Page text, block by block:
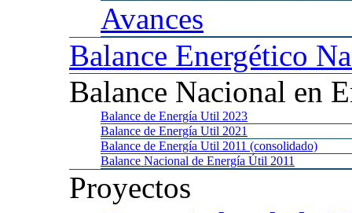
Avances
Balance Energético
Balance Nacional en
Balance de Energía Util 2023
Balance de Energía Util 2021
Balance de Energía Util 2011 (consolidado)
Balance Nacional de Energía Útil 2011
Proyectos